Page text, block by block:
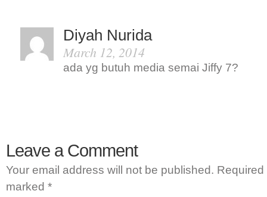
Diyah Nurida
March 12, 2014
ada yg butuh media semai Jiffy 7?
Leave a Comment
Your email address will not be published. Required
marked *